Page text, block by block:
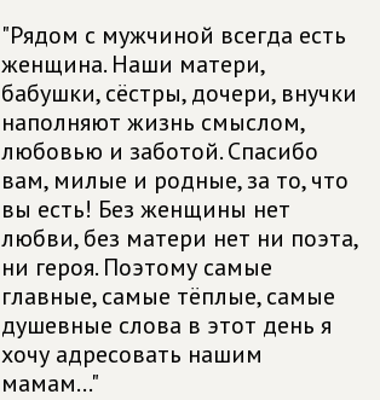
"Рядом с мужчиной всегда есть
женщина. Наши матери,
бабушки, сёстры, дочери, внучки
наполняют жизнь смыслом,
любовью и заботой. Спасибо
вам, милые и родные, за то, что
вы есть! Без женщины нет
любви, без матери нет ни поэта,
ни героя. Поэтому самые
главные, самые тёплые, самые
душевные слова в этот день я
хочу адресовать нашим
мамам..."